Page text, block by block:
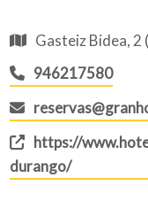
Gasteiz Bidea, 2
946217580
https://
durango/